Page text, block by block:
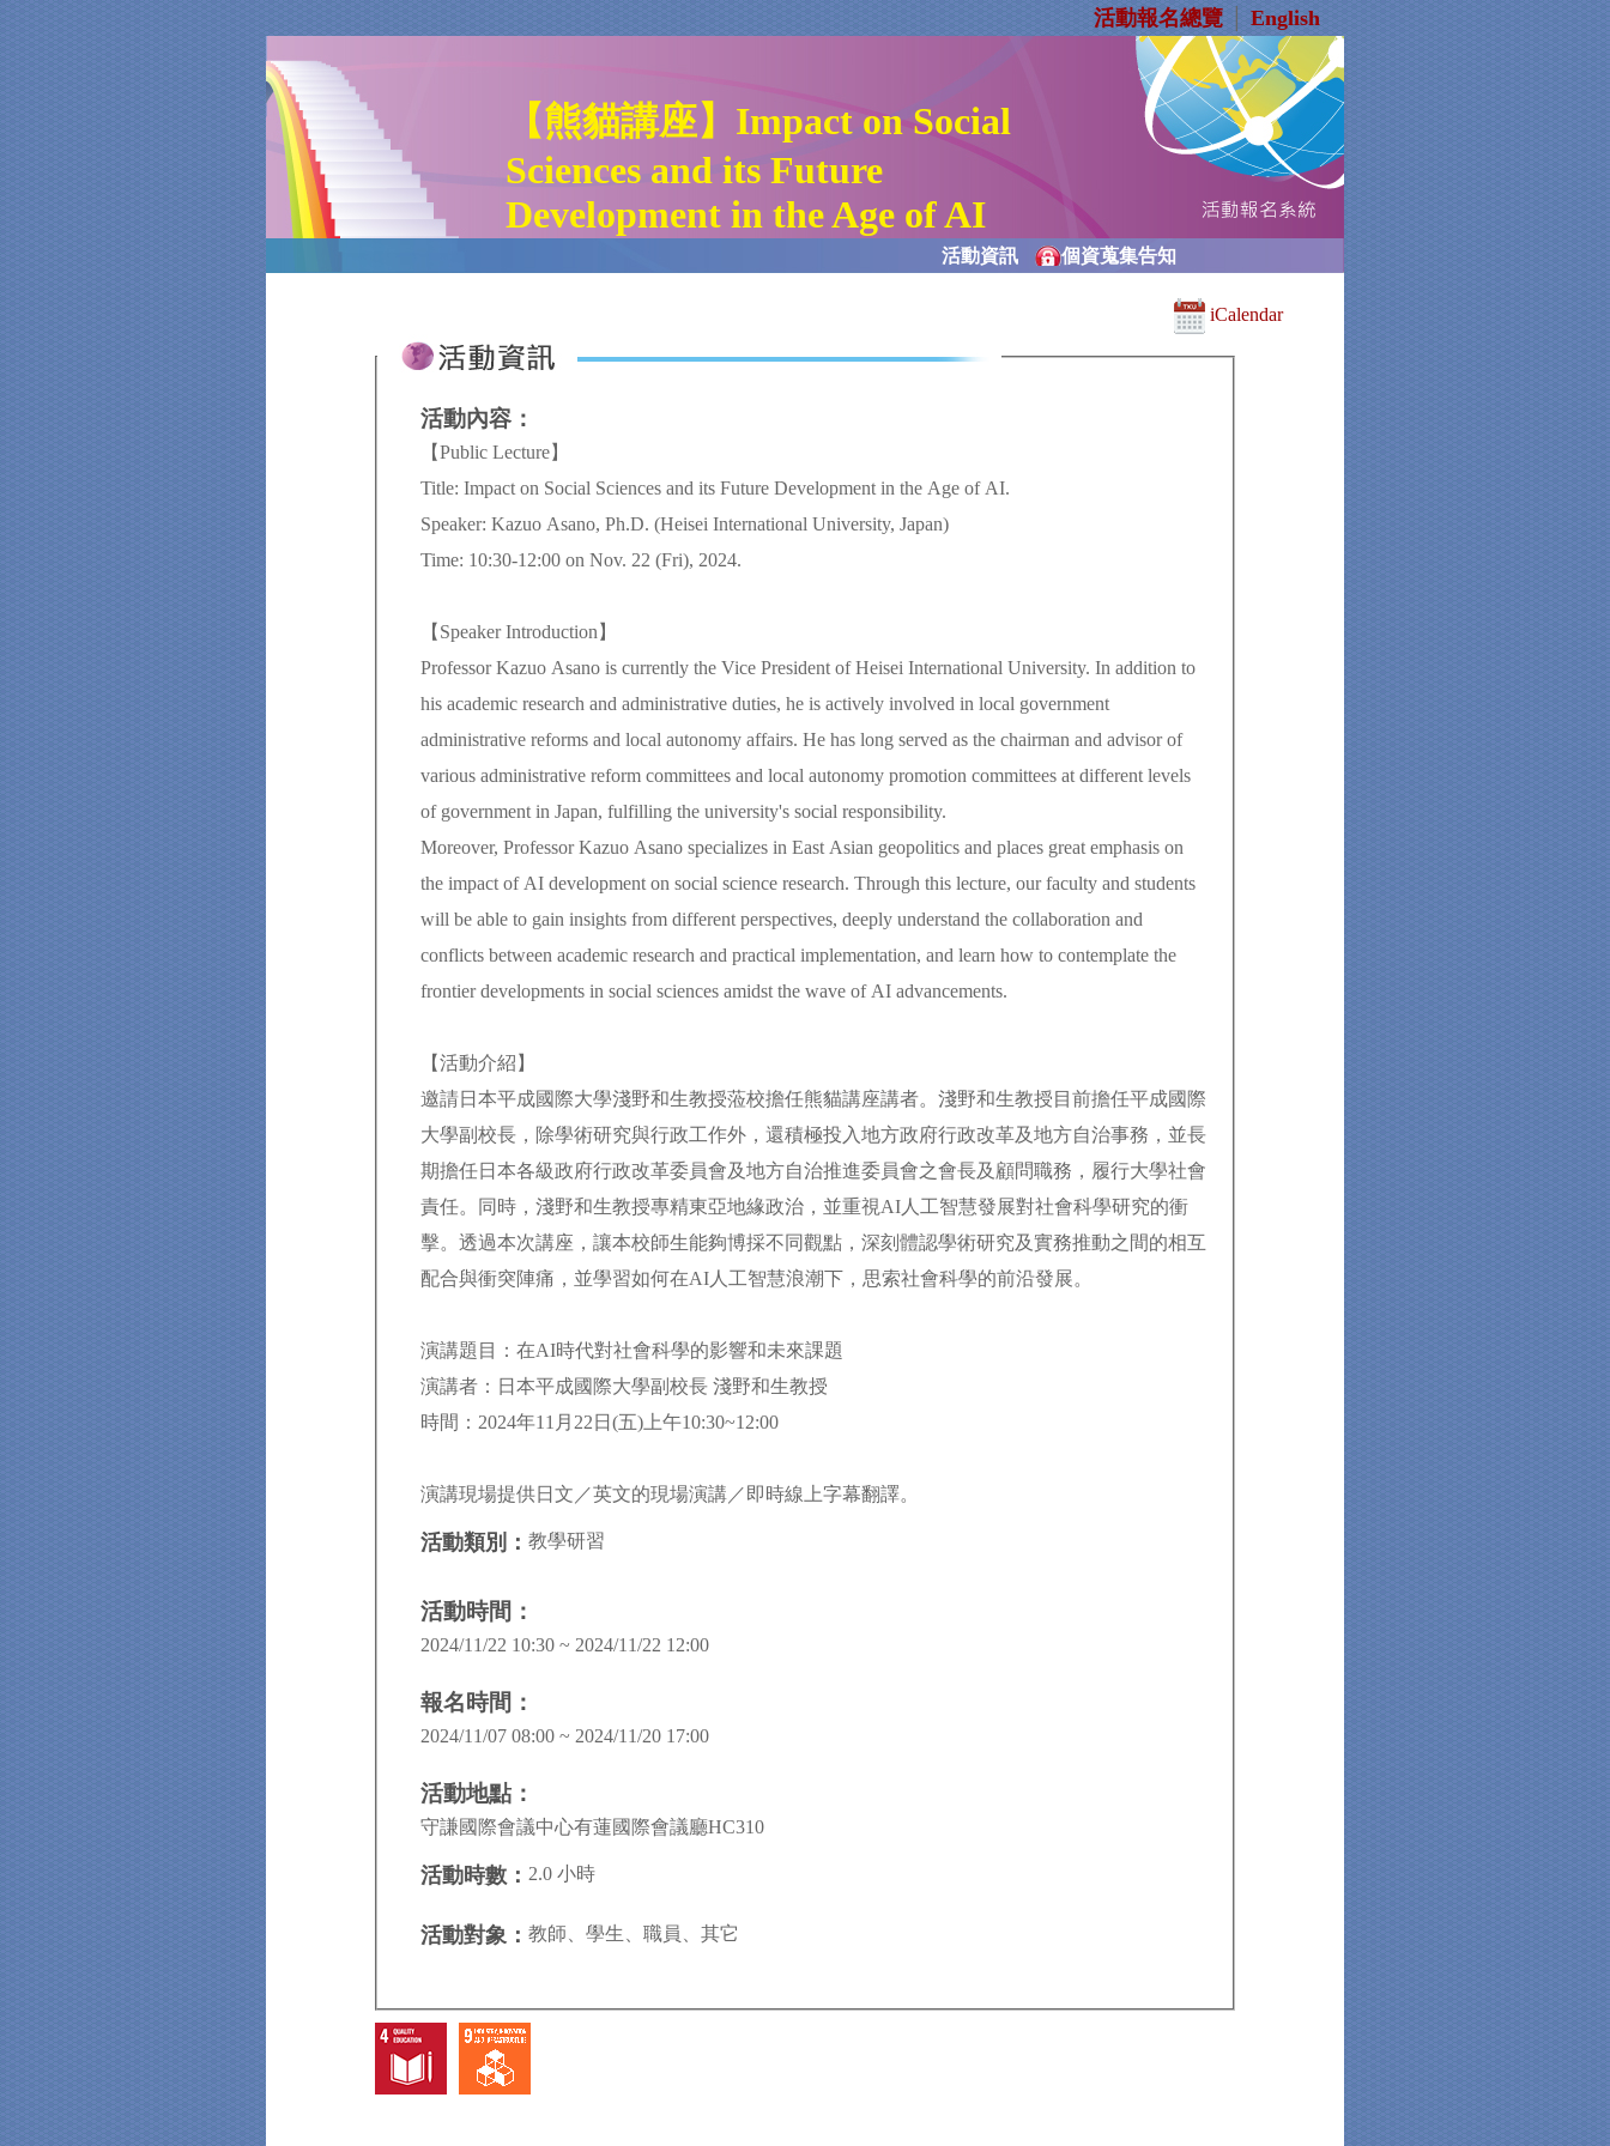
活動報名總覽 English
【熊貓講座】Impact on Social
Sciences and its Future
Development in the Age of AI
活動資訊 個資蒐集告知
iCalendar
活動內容：
【Public Lecture】
Title: Impact on Social Sciences and its Future Development in the Age of AI.
Speaker: Kazuo Asano, Ph.D. (Heisei International University, Japan)
Time: 10:30-12:00 on Nov. 22 (Fri), 2024.
【Speaker Introduction】
Professor Kazuo Asano is currently the Vice President of Heisei International University. In addition to
his academic research and administrative duties, he is actively involved in local government
administrative reforms and local autonomy affairs. He has long served as the chairman and advisor of
various administrative reform committees and local autonomy promotion committees at different levels
of government in Japan, fulfilling the university's social responsibility.
Moreover, Professor Kazuo Asano specializes in East Asian geopolitics and places great emphasis on
the impact of AI development on social science research. Through this lecture, our faculty and students
will be able to gain insights from different perspectives, deeply understand the collaboration and
conflicts between academic research and practical implementation, and learn how to contemplate the
frontier developments in social sciences amidst the wave of AI advancements.
【活動介紹】
邀請日本平成國際大學淺野和生教授蒞校擔任熊貓講座講者。淺野和生教授目前擔任平成國際
大學副校長，除學術研究與行政工作外，還積極投入地方政府行政改革及地方自治事務，並長
期擔任日本各級政府行政改革委員會及地方自治推進委員會之會長及顧問職務，履行大學社會
責任。同時，淺野和生教授專精東亞地緣政治，並重視AI人工智慧發展對社會科學研究的衝
擊。透過本次講座，讓本校師生能夠博採不同觀點，深刻體認學術研究及實務推動之間的相互
配合與衝突陣痛，並學習如何在AI人工智慧浪潮下，思索社會科學的前沿發展。
演講題目：在AI時代對社會科學的影響和未來課題
演講者：日本平成國際大學副校長 淺野和生教授
時間：2024年11月22日(五)上午10:30~12:00
演講現場提供日文／英文的現場演講／即時線上字幕翻譯。
活動類別： 教學研習
活動時間：
2024/11/22 10:30 ~ 2024/11/22 12:00
報名時間：
2024/11/07 08:00 ~ 2024/11/20 17:00
活動地點：
守謙國際會議中心有蓮國際會議廳HC310
活動時數： 2.0 小時
活動對象： 教師、學生、職員、其它